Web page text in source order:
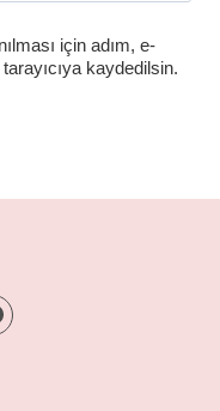
için adım, e-
kaydedilsin.